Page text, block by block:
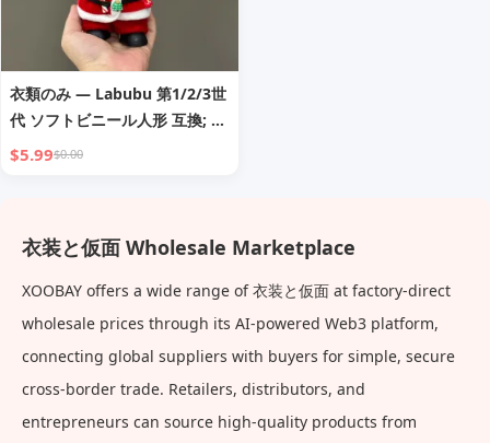
衣類のみ — Labubu 第1/2/3世
代 ソフトビニール人形 互換; 人
形 キーホルダー フィギュア用
$5.99$0.00
衣装と仮面 Wholesale Marketplace
XOOBAY offers a wide range of 衣装と仮面 at factory-direct
wholesale prices through its AI-powered Web3 platform,
connecting global suppliers with buyers for simple, secure
cross-border trade. Retailers, distributors, and
entrepreneurs can source high-quality products from